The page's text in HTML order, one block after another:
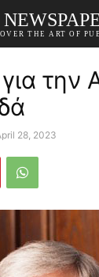
THE ART OF
την
28, 2023